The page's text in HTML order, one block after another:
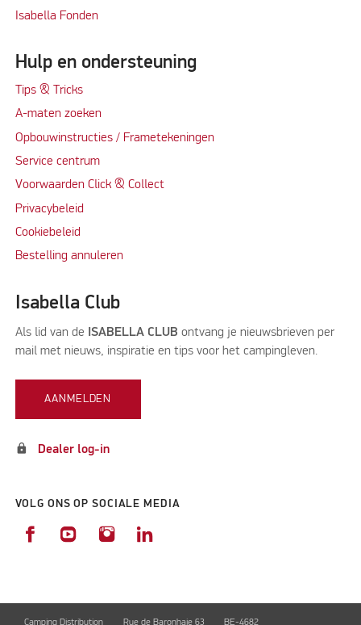
Isabella Fonden
Hulp en ondersteuning
Tips & Tricks
A-maten zoeken
Opbouwinstructies / Frametekeningen
Service centrum
Voorwaarden Click & Collect
Privacybeleid
Cookiebeleid
Bestelling annuleren
Isabella Club
Als lid van de ISABELLA CLUB ontvang je nieuwsbrieven per
mail met nieuws, inspiratie en tips voor het campingleven.
AANMELDEN
lock Dealer log-in
VOLG ONS OP SOCIALE MEDIA
Camping Distribution Rue de Baronhaie 63 BE-4682